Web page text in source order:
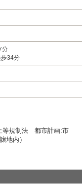
分
34分
等規制法 都市計画:市
地内）